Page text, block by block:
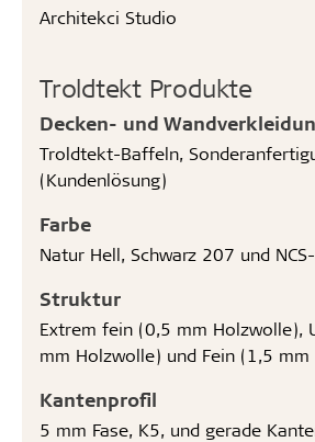
Architekci Studio
Troldtekt Produkte
Decken- und
Troldtekt-Baffeln,
(Kundenlösung)
Farbe
Natur Hell, Schwarz 207 und
Struktur
Extrem fein (0,5 mm Holzwolle),
mm Holzwolle) und Fein (1,5
Kantenprofil
5 mm Fase, K5, und gerade